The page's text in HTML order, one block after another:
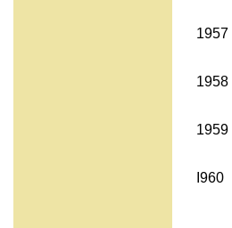
1957
1958
1959
I960